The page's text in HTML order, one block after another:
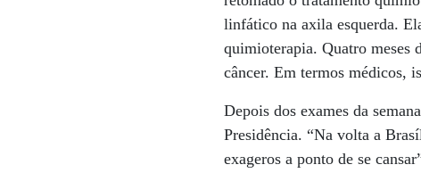
linfático na axila esquerda.
quimioterapia. Quatro
câncer. Em termos médicos,
Depois dos exames da
Presidência. “Na volta a
exageros a ponto de se